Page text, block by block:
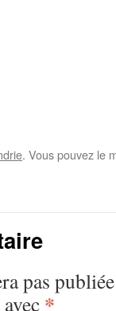
. Vous pouvez le
pas
*